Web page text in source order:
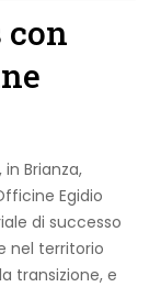
con
Brianza,
Egidio
di successo
nel territorio
transizione, e